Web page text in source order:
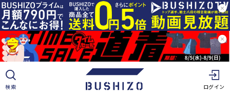
ツ
に
進
む
検索 ログイン